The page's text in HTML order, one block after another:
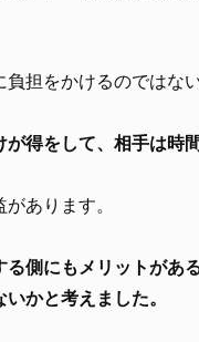
担をかけるのではな
得をして、相手は時
あります。
側にもメリットがあ
かと考えました。